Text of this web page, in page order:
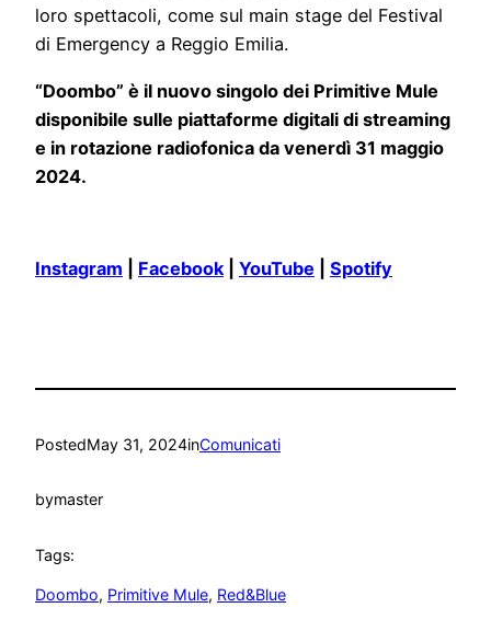
loro spettacoli, come sul main stage del Festival
di Emergency a Reggio Emilia.
“Doombo” è il nuovo singolo dei Primitive Mule
disponibile sulle piattaforme digitali di streaming
e in rotazione radiofonica da venerdì 31 maggio
2024.
Instagram Facebook| YouTube Spotify
PostedMay 31, 2024inComunicati
bymaster
Tags:
Doombo, Primitive Mule, Red&Blue